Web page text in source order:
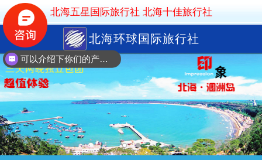
北海五星国际旅行社 北海十佳旅行社
北海环球国际旅行社
可以介绍下你们的产品么？